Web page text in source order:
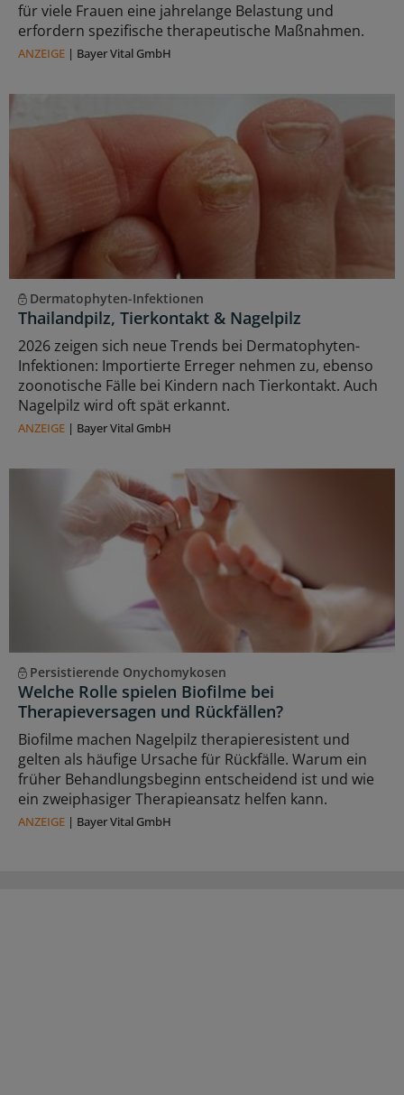
für viele Frauen eine jahrelange Belastung und
erfordern spezifische therapeutische Maßnahmen.
ANZEIGE | Bayer Vital GmbH
Dermatophyten-Infektionen
Thailandpilz, Tierkontakt & Nagelpilz
2026 zeigen sich neue Trends bei Dermatophyten-
Infektionen: Importierte Erreger nehmen zu, ebenso
zoonotische Fälle bei Kindern nach Tierkontakt. Auch
Nagelpilz wird oft spät erkannt.
ANZEIGE | Bayer Vital GmbH
Persistierende Onychomykosen
Welche Rolle spielen Biofilme bei
Therapieversagen und Rückfällen?
Biofilme machen Nagelpilz therapieresistent und
gelten als häufige Ursache für Rückfälle. Warum ein
früher Behandlungsbeginn entscheidend ist und wie
ein zweiphasiger Therapieansatz helfen kann.
ANZEIGE | Bayer Vital GmbH